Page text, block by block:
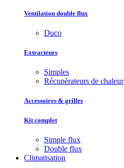
Ventilation double flux
Duco
Extracteurs
Simples
Récupérateurs de chaleur
Accessoires & grilles
Kit complet
Simple flux
Double flux
Climatisation